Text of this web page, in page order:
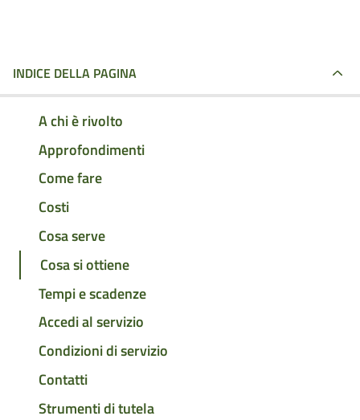
INDICE DELLA PAGINA
A chi è rivolto
Approfondimenti
Come fare
Costi
Cosa serve
Cosa si ottiene
Tempi e scadenze
Accedi al servizio
Condizioni di servizio
Contatti
Strumenti di tutela